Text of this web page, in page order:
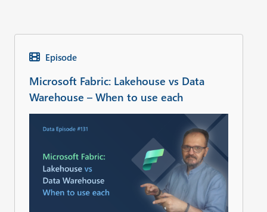
Episode
Microsoft Fabric: Lakehouse vs Data
Warehouse – When to use each